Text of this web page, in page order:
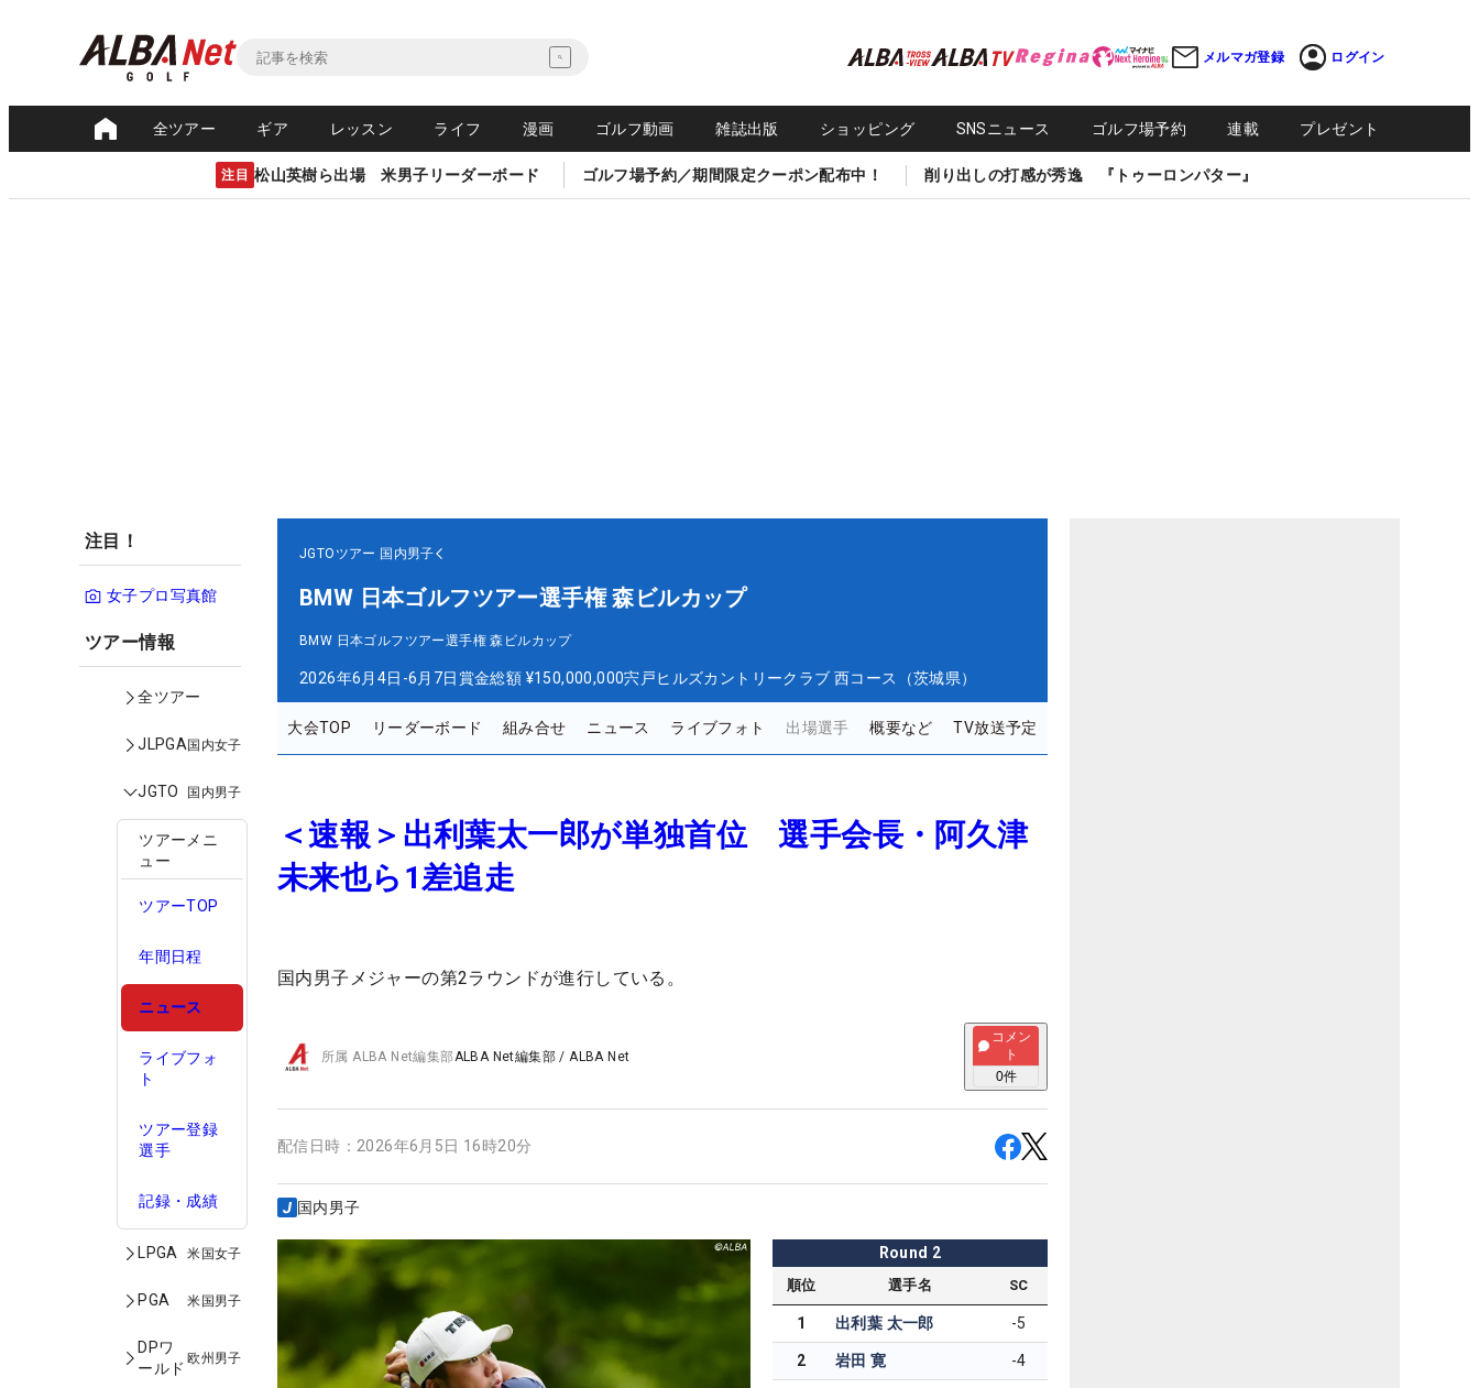
メルマガ登録 ログイン
全ツアー ギア レッスン ライフ 漫画 ゴルフ動画 雑誌出版 ショッピング SNSニュース ゴルフ場予約 連載 プレゼント
注目 松山英樹ら出場 米男子リーダーボード ゴルフ場予約／期間限定クーポン配布中！ 削り出しの打感が秀逸 『トゥーロンパター』
注目！
女子プロ写真館
ツアー情報
全ツアー
JLPGA国内女子
JGTO 国内男子
ツアーメニ
ュー
ツアーTOP
年間日程
ニュース
ライブフォ
ト
ツアー登録
選手
記録・成績
LPGA 米国女子
PGA 米国男子
DPワ
ールド
欧州男子
JGTOツアー 国内男子
BMW 日本ゴルフツアー選手権 森ビルカップ
BMW 日本ゴルフツアー選手権 森ビルカップ
2026年6月4日-6月7日賞金総額 ¥150,000,000宍戸ヒルズカントリークラブ 西コース（茨城県）
大会TOP リーダーボード 組み合せ ニュース ライブフォト 出場選手 概要など TV放送予定
＜速報＞出利葉太一郎が単独首位 選手会長・阿久津
未来也ら1差追走
国内男子メジャーの第2ラウンドが進行している。
所属ALBA Net編集部ALBA Net編集部 /ALBA Net
コメン
ト
0件
配信日時： 2026年6月5日 16時20分
国内男子
Round 2
順位 選手名 SC
1 出利葉 太一郎 -5
2 岩田 寛 -4